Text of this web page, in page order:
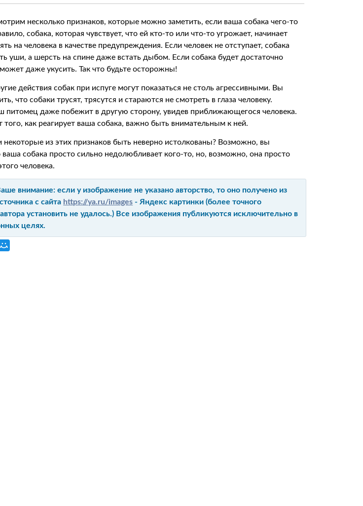
несколько признаков, которые можно заметить, если ваша собака чего-то
собака, которая чувствует, что ей кто-то или что-то угрожает, начинает
на человека в качестве предупреждения. Если человек не отступает, собака
уши, а шерсть на спине даже встать дыбом. Если собака будет достаточно
даже укусить. Так что будьте осторожны!
действия собак при испуге могут показаться не столь агрессивными. Вы
что собаки трусят, трясутся и стараются не смотреть в глаза человеку.
питомец даже побежит в другую сторону, увидев приближающегося человека.
того, как реагирует ваша собака, важно быть внимательным к ней.
некоторые из этих признаков быть неверно истолкованы? Возможно, вы
ваша собака просто сильно недолюбливает кого-то, но, возможно, она просто
человека.
внимание: если у изображение не указано авторство, то оно получено из
с сайта https://ya.ru/images - Яндекс картинки (более точного
установить не удалось.) Все изображения публикуются исключительно в
целях.